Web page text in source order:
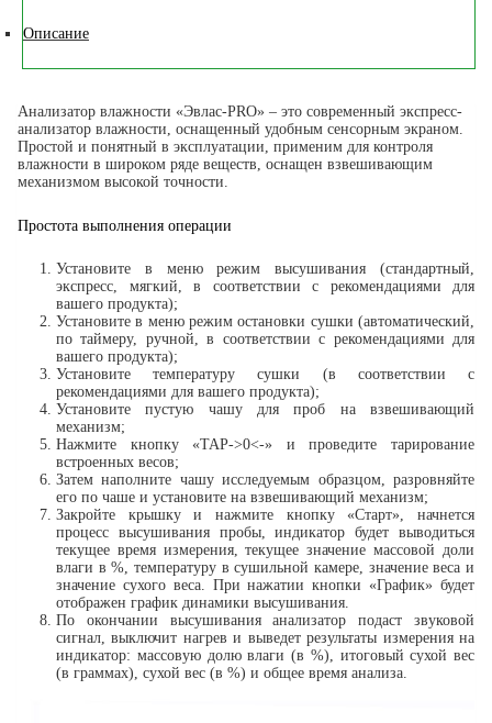
Описание
Анализатор влажности «Эвлас-PRO» – это современный экспресс-
анализатор влажности, оснащенный удобным сенсорным экраном.
Простой и понятный в эксплуатации, применим для контроля
влажности в широком ряде веществ, оснащен взвешивающим
механизмом высокой точности.
Простота выполнения операции
Установите в меню режим высушивания (стандартный,
экспресс, мягкий, в соответствии с рекомендациями для
вашего продукта);
Установите в меню режим остановки сушки (автоматический,
по таймеру, ручной, в соответствии с рекомендациями для
вашего продукта);
Установите температуру сушки (в соответствии с
рекомендациями для вашего продукта);
Установите пустую чашу для проб на взвешивающий
механизм;
Нажмите кнопку «ТАР->0<-» и проведите тарирование
встроенных весов;
Затем наполните чашу исследуемым образцом, разровняйте
его по чаше и установите на взвешивающий механизм;
Закройте крышку и нажмите кнопку «Старт», начнется
процесс высушивания пробы, индикатор будет выводиться
текущее время измерения, текущее значение массовой доли
влаги в %, температуру в сушильной камере, значение веса и
значение сухого веса. При нажатии кнопки «График» будет
отображен график динамики высушивания.
По окончании высушивания анализатор подаст звуковой
сигнал, выключит нагрев и выведет результаты измерения на
индикатор: массовую долю влаги (в %), итоговый сухой вес
(в граммах), сухой вес (в %) и общее время анализа.